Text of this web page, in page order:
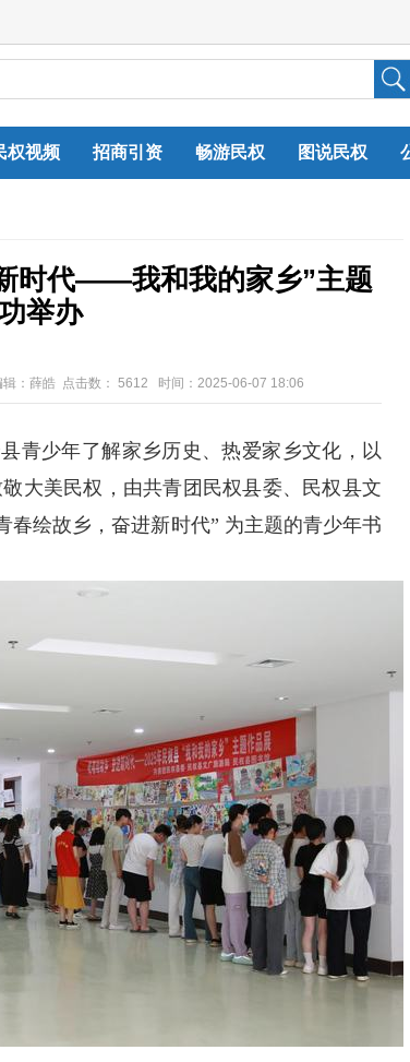
权视频 招商引资 畅游民权 图说民权
时代——我和我的家乡”主题
举办
：薛皓 点击数： 5612 时间：2025-06-07 18:06
少年了解家乡历史、热爱家乡文化，以
大美民权，由共青团民权县委、民权县文
绘故乡，奋进新时代” 为主题的青少年书